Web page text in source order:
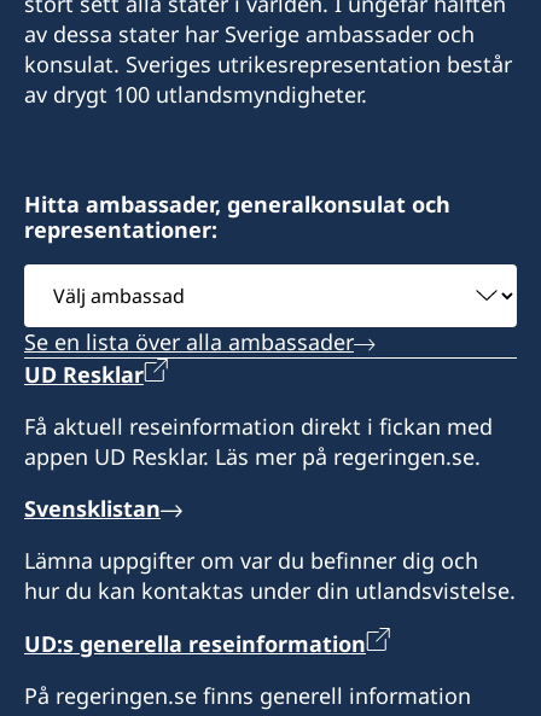
av dessa stater har Sverige ambassader och
konsulat. Sveriges utrikesrepresentation består
av drygt 100 utlandsmyndigheter.
Hitta ambassader, generalkonsulat och
representationer:
Välj
ambassad
Se en lista över alla ambassader
UD Resklar
Få aktuell reseinformation direkt i fickan med
appen UD Resklar. Läs mer på regeringen.se.
Svensklistan
Lämna uppgifter om var du befinner dig och
hur du kan kontaktas under din utlandsvistelse.
UD:s generella reseinformation
På regeringen.se finns generell information